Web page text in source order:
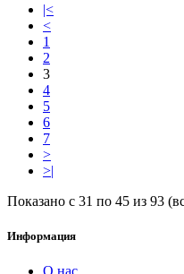
|<
<
1
2
3
4
5
6
7
>
>|
Показано с 31 по 45 из 93
Информация